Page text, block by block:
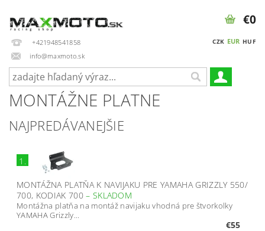
+421948541858
info@maxmoto.sk
CZK EUR HUF
€0
MONTÁŽNE PLATNE
NAJPREDÁVANEJŠIE
1.
MONTÁŽNA PLATŇA K NAVIJAKU PRE YAMAHA GRIZZLY 550/
700, KODIAK 700– SKLADOM
Montážna platňa na montáž navijaku vhodná pre štvorkolky
YAMAHA Grizzly...
€55